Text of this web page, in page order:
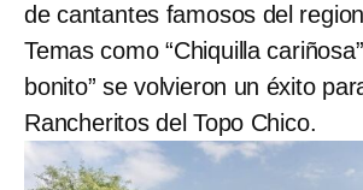
de cantantes famosos del
Temas como “Chiquilla
bonito” se volvieron un éxito
Rancheritos del Topo Chico.